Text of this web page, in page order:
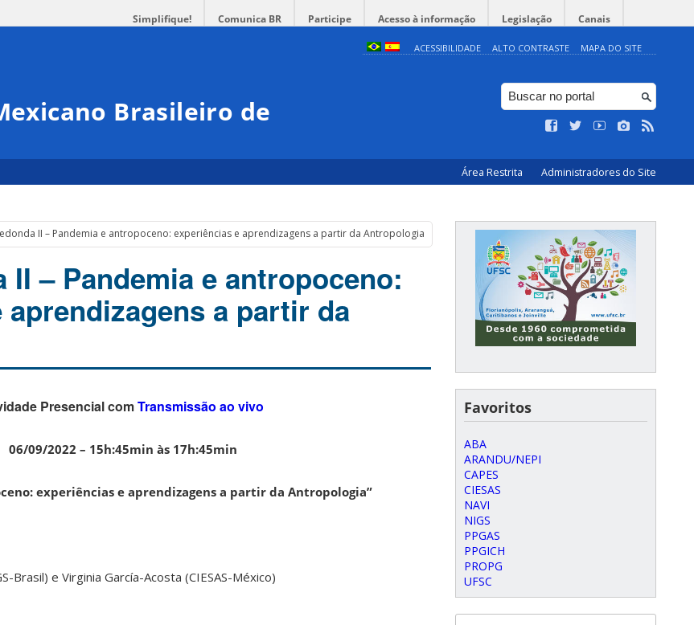
Simplifique! Comunica BR Participe Acesso à informação Legislação Canais
ACESSIBILIDADE ALTO CONTRASTE MAPA DO SITE
Brasileiro de
Área Restrita Administradores do Site
II – Pandemia e antropoceno: experiências e aprendizagens a partir da Antropologia
II – Pandemia e antropoceno:
a partir da
Presencial comTransmissão ao vivo
06/09/2022 – 15h:45min às 17h:45min
experiências e aprendizagens a partir da Antropologia”
Brasil) e Virginia García-Acosta (CIESAS-México)
Favoritos
ABA
ARANDU/NEPI
CAPES
CIESAS
NAVI
NIGS
PPGAS
PPGICH
PROPG
UFSC